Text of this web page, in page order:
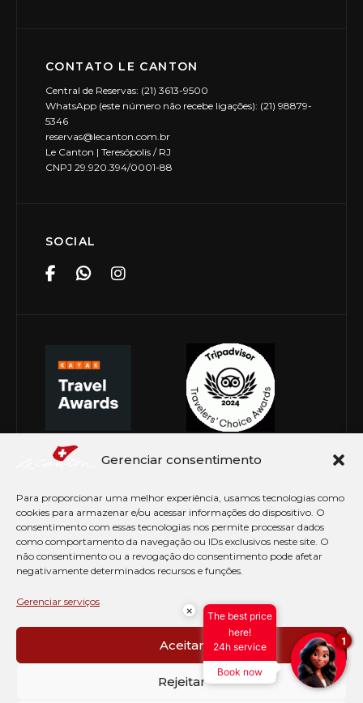
Gerenciar consentimento
Para proporcionar uma melhor experiência, usamos tecnologias como
cookies para armazenar e/ou acessar informações do dispositivo. O
consentimento com essas tecnologias nos permite processar dados
como comportamento da navegação ou IDs exclusivos neste site. O
não consentimento ou a revogação do consentimento pode afetar
negativamente determinados recursos e funções.
Gerenciar serviços
Aceitar
Rejeitar
CONTATO LE CANTON
Central de Reservas: (21) 3613-9500
WhatsApp (este número não recebe ligações): (21) 98879-
5346
reservas@lecanton.com.br
Le Canton | Teresópolis / RJ
CNPJ 29.920.394/0001-88
SOCIAL
© Copyright 2026 Le Canton. Todos os direitos
PRÉ CHECK-IN
AVISO DE COOKIES
PERGUNTAS FREQUENTES
×
The best price
here!
24h service
Book now
1